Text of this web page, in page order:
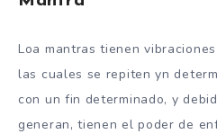
Loa mantras tienen
las cuales se repiten yn
con un fin determinado, y
generan, tienen el poder de